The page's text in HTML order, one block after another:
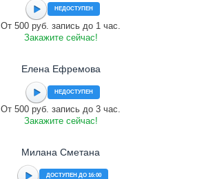
НЕДОСТУПЕН
От 500 руб. запись до 1 час.
Закажите сейчас!
Елена Ефремова
НЕДОСТУПЕН
От 500 руб. запись до 3 час.
Закажите сейчас!
Милана Сметана
ДОСТУПЕН ДО 16:00